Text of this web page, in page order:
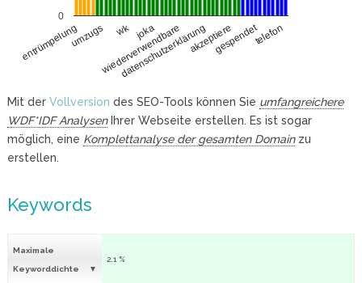
entrümpelungumzugs wk joka
wiederverwendbare
datenschutzerklärungakzeptieregespendettelefon
0
Mit der Vollversion des SEO-Tools können Sie umfangreichere
WDF*IDF AnalysenIhrer Webseite erstellen. Es ist sogar
möglich, eine Komplettanalyse der gesamten Domainzu
erstellen.
Keywords
Maximale
Keyworddichte
2.1 %